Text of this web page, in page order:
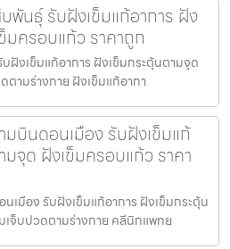
พันธุ์ รับฝังเข็มแก้อาการ ฝัง
มครอบแก้ว ราคาถูก
ฝังเข็มแก้อาการ ฝังเข็มกระตุ้นตามจุด
ตามร่างกาย ฝังเข็มแก้อากา
บินดอนเมือง รับฝังเข็มแก้
จุด ฝังเข็มครอบแก้ว ราคา
มือง รับฝังเข็มแก้อาการ ฝังเข็มกระตุ้น
เจ็บปวดตามร่างกาย คลีนิกแพทย